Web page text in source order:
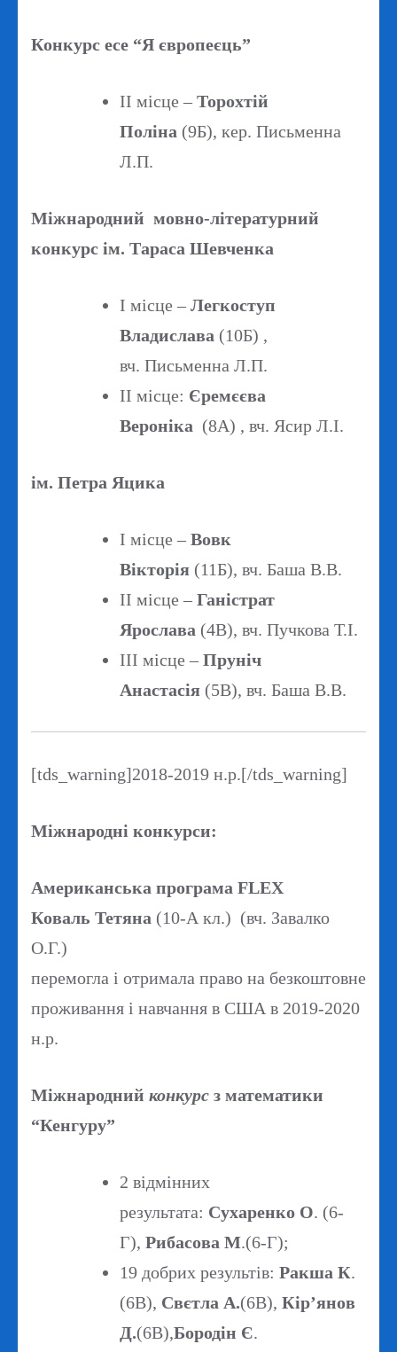
Конкурс есе “Я європеєць”
ІІ місце – Торохтій
Поліна (9Б), кер. Письменна
Л.П.
Міжнародний мовно-літературний
конкурс ім. Тараса Шевченка
І місце – Легкоступ
Владислава (10Б) ,
вч. Письменна Л.П.
ІІ місце: Єремєєва
Вероніка (8А) , вч. Ясир Л.І.
ім. Петра Яцика
І місце – Вовк
Вікторія (11Б), вч. Баша В.В.
ІІ місце – Ганістрат
Ярослава (4В), вч. Пучкова Т.І.
ІІІ місце – Пруніч
Анастасія (5В), вч. Баша В.В.
[tds_warning]2018-2019 н.р.[/tds_warning]
Міжнародні конкурси:
Американська програма FLEX
Коваль Тетяна (10-А кл.) (вч. Завалко
О.Г.)
перемогла і отримала право на безкоштовне
проживання і навчання в США в 2019-2020
н.р.
Міжнародний конкурс з математики
“Кенгуру”
2 відмінних
результата: Сухаренко О. (6-
Г), Рибасова М.(6-Г);
19 добрих результів: Ракша К.
(6В), Свєтла А.(6В), Кір’янов
Д.(6В),Бородін Є.